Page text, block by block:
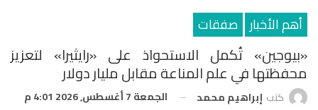
أهم الأخبار صفقات
«بيوجين» تُكمل الاستحواذ على «رايثيرا» لتعزيز
محفظتها في علم المناعة مقابل مليار دولار
كتب إبراهيم محمد الجمعة 7 أغسطس, 2026 4:01 م